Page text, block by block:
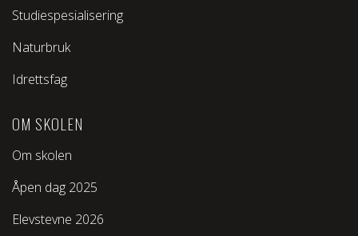
Studiespesialisering
Naturbruk
Idrettsfag
OM SKOLEN
Om skolen
Åpen dag 2025
Elevstevne 2026